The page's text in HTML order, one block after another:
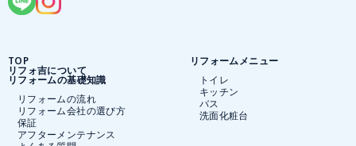
TOP
リフォ吉について
リフォームの基礎知識
リフォームの流れ
リフォーム会社の選び方
保証
アフターメンテナンス
リフォームメニュー
トイレ
キッチン
バス
洗面化粧台